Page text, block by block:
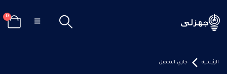
0
الرئيسيه جاري التحميل